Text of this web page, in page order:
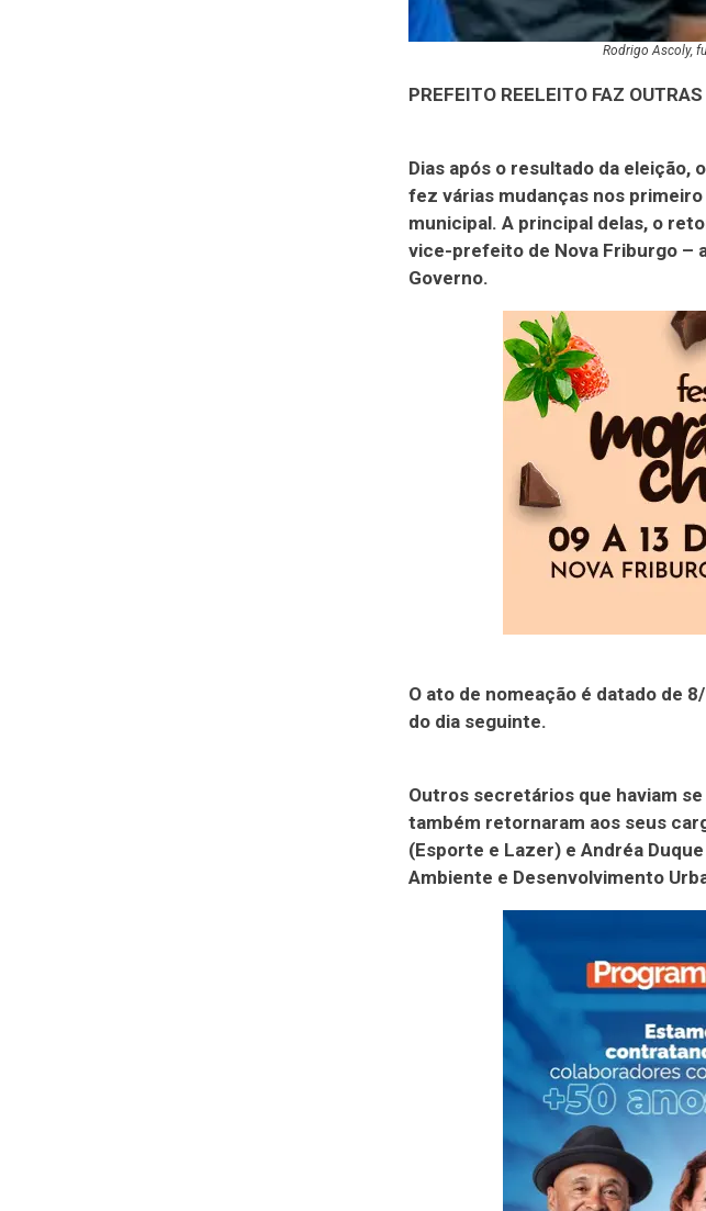
Rodrigo Ascoly,
PREFEITO REELEITO FAZ
Dias após o resultado da
fez várias mudanças nos
municipal. A principal delas, o
vice-prefeito de Nova Friburgo –
Governo.
O ato de nomeação é datado de
do dia seguinte.
Outros secretários que haviam
também retornaram aos seus
(Esporte e Lazer) e Andréa
Ambiente e Desenvolvimento